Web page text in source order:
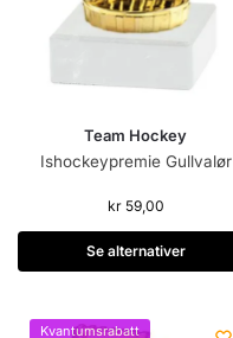
Team Hockey
Ishockeypremie Gullvalør
kr59,00
Se alternativer
Kvantumsrabatt